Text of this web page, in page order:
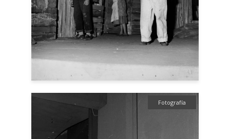
Fotografía